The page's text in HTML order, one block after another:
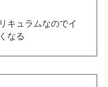
キュラムなのでイ
なる